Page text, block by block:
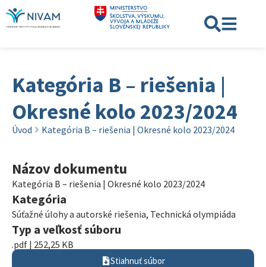
Kategória B – riešenia |
Okresné kolo 2023/2024
Úvod Kategória B – riešenia | Okresné kolo 2023/2024
Názov dokumentu
Kategória B – riešenia | Okresné kolo 2023/2024
Kategória
Súťažné úlohy a autorské riešenia, Technická olympiáda
Typ a veľkosť súboru
.pdf | 252,25 KB
Stiahnuť súbor